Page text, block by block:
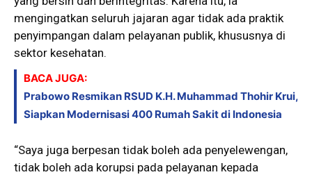
mengingatkan seluruh jajaran agar tidak ada praktik
penyimpangan dalam pelayanan publik, khususnya di
sektor kesehatan.
BACA JUGA:
Prabowo Resmikan RSUD K.H. Muhammad Thohir Krui,
Siapkan Modernisasi 400 Rumah Sakit di Indonesia
“Saya juga berpesan tidak boleh ada penyelewengan,
tidak boleh ada korupsi pada pelayanan kepada